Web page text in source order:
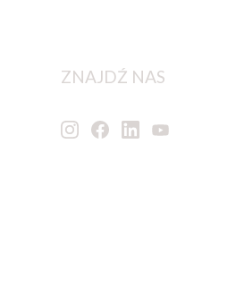
ZNAJDŹ NAS